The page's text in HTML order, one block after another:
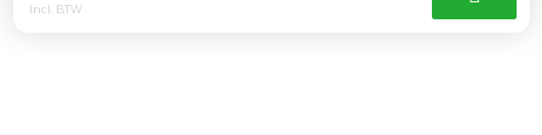
Incl. BTW